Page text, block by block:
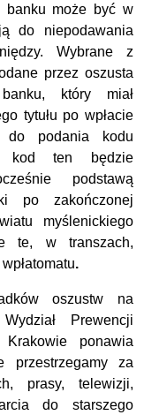
banku może być w
do niepodawania
Wybrane z
przez oszusta
który miał
tytułu po wpłacie
do podania kodu
kod ten będzie
podstawą
po zakończonej
myślenickiego
te, w transzach,
.
oszustw na
Prewencji
ponawia
przestrzegamy za
prasy, telewizji,
do starszego